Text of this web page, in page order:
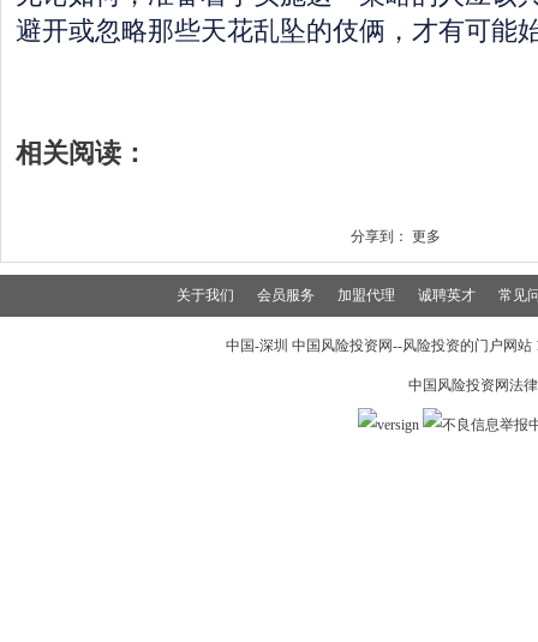
避开或忽略那些天花乱坠的伎俩，才有可能
相关阅读：
分享到： 更多
关于我们 会员服务 加盟代理 诚聘英才 常见
中国-深圳 中国风险投资网--风险投资的门户网
中国风险投资网法